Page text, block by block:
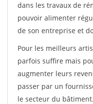
dans les travaux de
pouvoir alimenter
de son entreprise et
Pour les meilleurs
parfois suffire mais
augmenter leurs
passer par un
le secteur du bâtiment.